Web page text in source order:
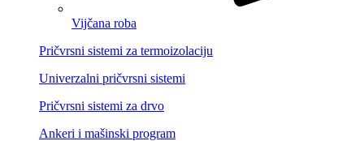
Vijčana roba
Pričvrsni sistemi za termoizolaciju
Univerzalni pričvrsni sistemi
Pričvrsni sistemi za drvo
Ankeri i mašinski program